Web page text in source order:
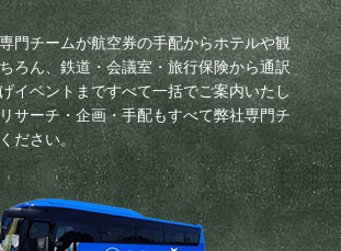
門チームが航空券の手配からホテルや観
ろん、鉄道・会議室・旅行保険から通訳
イベントまですべて一括でご案内いたし
サーチ・企画・手配もすべて弊社専門チ
ださい。